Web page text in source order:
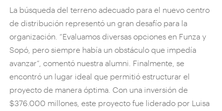
La búsqueda del terreno adecuado para el nuevo centro
de distribución representó un gran desafío para la
organización. “Evaluamos diversas opciones en Funza y
Sopó, pero siempre había un obstáculo que impedía
avanzar”, comentó nuestra alumni. Finalmente, se
encontró un lugar ideal que permitió estructurar el
proyecto de manera óptima. Con una inversión de
$376.000 millones, este proyecto fue liderado por Luisa